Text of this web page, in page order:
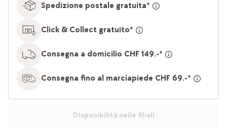
Spedizione postale gratuita*
Click & Collect gratuito*
Consegna a domicilio CHF 149.-*
Consegna fino al marciapiede CHF 69.-*
Disponibilità nelle filiali